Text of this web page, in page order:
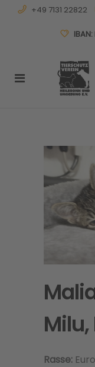
+49 7131 22822
IBAN:
Rasse: